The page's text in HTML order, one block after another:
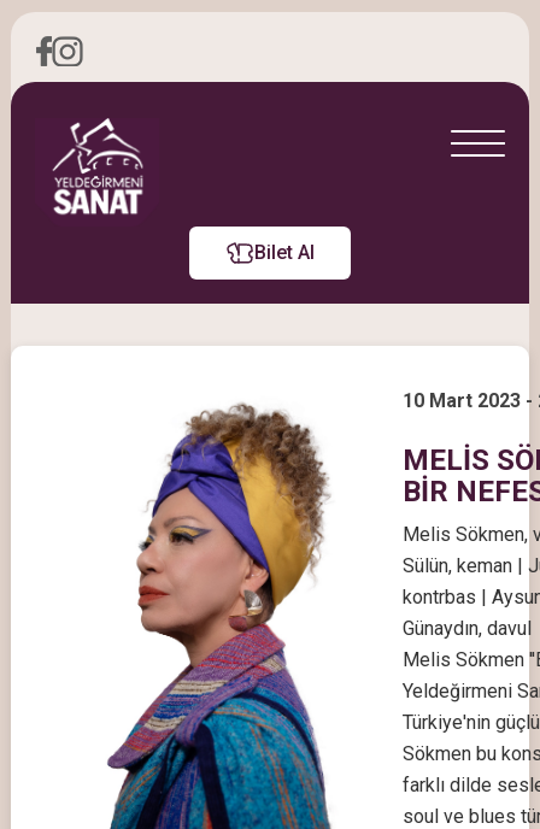
Bilet Al
10 Mart 2023 -
MELİS
BİR
Melis Sökmen,
Sülün, keman |
kontrbas |
Günaydın, davul
Melis Sökmen
Yeldeğirmeni
Türkiye'nin
Sökmen bu
farklı dilde
soul ve blues